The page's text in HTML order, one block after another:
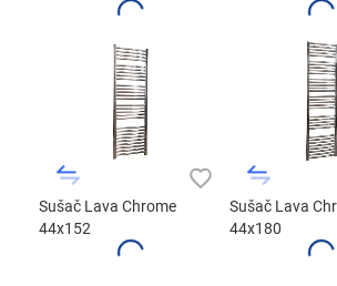
Sušač Lava Chrome
44x152
Sušač Lava
44x180